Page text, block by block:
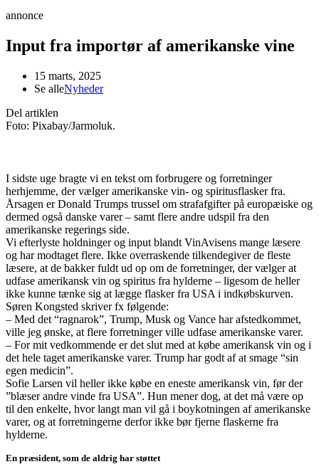
annonce
Input fra importør af amerikanske vine
15 marts, 2025
Se alleNyheder
Del artiklen
Foto: Pixabay/Jarmoluk.
I sidste uge bragte vi en tekst om forbrugere og forretninger
herhjemme, der vælger amerikanske vin- og spiritusflasker fra.
Årsagen er Donald Trumps trussel om strafafgifter på europæiske og
dermed også danske varer – samt flere andre udspil fra den
amerikanske regerings side.
Vi efterlyste holdninger og input blandt VinAvisens mange læsere
og har modtaget flere. Ikke overraskende tilkendegiver de fleste
læsere, at de bakker fuldt ud op om de forretninger, der vælger at
udfase amerikansk vin og spiritus fra hylderne – ligesom de heller
ikke kunne tænke sig at lægge flasker fra USA i indkøbskurven.
Søren Kongsted skriver fx følgende:
– Med det “ragnarok”, Trump, Musk og Vance har afstedkommet,
ville jeg ønske, at flere forretninger ville udfase amerikanske varer.
– For mit vedkommende er det slut med at købe amerikansk vin og i
det hele taget amerikanske varer. Trump har godt af at smage “sin
egen medicin”.
Sofie Larsen vil heller ikke købe en eneste amerikansk vin, før der
”blæser andre vinde fra USA”. Hun mener dog, at det må være op
til den enkelte, hvor langt man vil gå i boykotningen af amerikanske
varer, og at forretningerne derfor ikke bør fjerne flaskerne fra
hylderne.
En præsident, som de aldrig har støttet